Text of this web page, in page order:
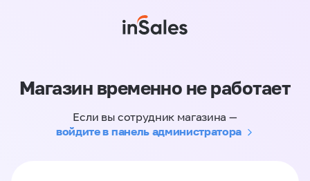
Магазин временно не работает
Если вы сотрудник магазина —
войдите в панель администратора